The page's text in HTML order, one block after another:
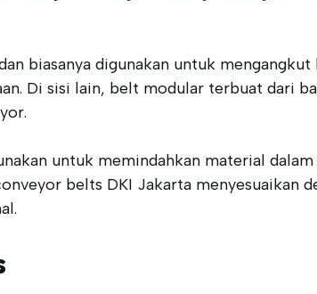
biasanya digunakan untuk
Di sisi lain, belt modular terbuat dari
untuk memindahkan material
belts DKI Jakarta menyesuaikan